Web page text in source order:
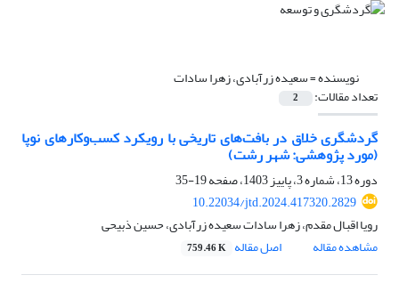
نویسنده =سعیده زرآبادی، زهرا سادات
تعداد مقالات: 2
گردشگری خلاق در بافت‌های تاریخی با رویکرد کسب‌وکارهای نوپا
(مورد پژوهشی: شهر رشت)
دوره 13، شماره 3، پاییز 1403، صفحه
19-35
10.22034/jtd.2024.417320.2829
رویا اقبال مقدم، زهرا سادات سعیده زرآبادی، حسین ذبیحی
مشاهده مقاله
اصل مقاله 759.46 K